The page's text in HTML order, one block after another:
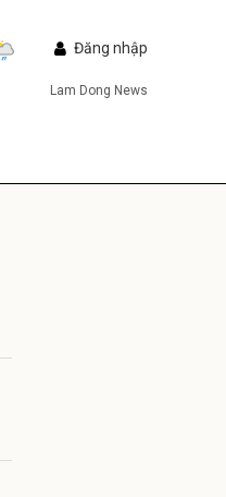
Đăng nhập
Lam Dong News